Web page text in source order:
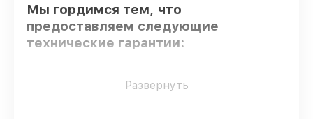
Мы гордимся тем, что
предоставляем следующие
технические гарантии:
Оригинальные детали– только
Развернуть